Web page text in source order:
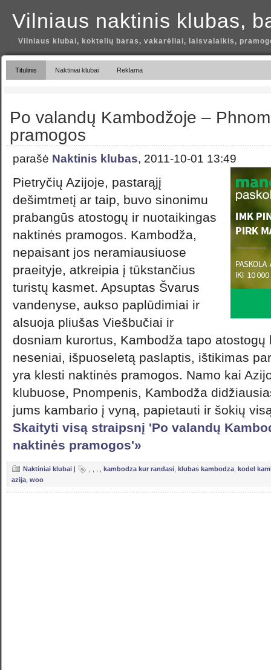
Vilniaus naktinis klubas,
Vilniaus klubai, koktelių baras, vakarėliai, laisvalaikis,
Titulinis Naktiniai klubai Reklama
Po valandų Kambodžoje –
pramogos
parašė Naktinis klubas, 2011-10-01 13:49
Pietryčių Azijoje, pastarąjį
dešimtmetį ar taip, buvo sinonimu
prabangūs atostogų ir nuotaikingas
naktinės pramogos. Kambodža,
nepaisant jos neramiausiuose
praeityje, atkreipia į tūkstančius
turistų kasmet. Apsuptas Švarus
vandenyse, aukso paplūdimiai ir
alsuoja pliušas Viešbučiai ir
dosniam kurortus, Kambodža tapo atostogų
neseniai, išpuoseletą paslaptis, ištikimas
yra klesti naktinės pramogos. Namo kai
klubuose, Pnompenis, Kambodža
jums kambario į vyną, papietauti ir šokių
Skaityti visą straipsnį 'Po valandų
naktinės pramogos'»
Naktiniai klubai | kambodza kur randasi klubas kambodza kodel
azija woo